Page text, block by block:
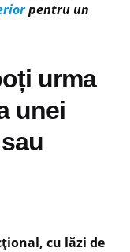
pentru un
urma
unei
cu lăzi de